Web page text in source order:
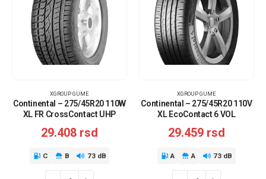
XGROUP GUME
Continental – 275/45R20 110W
XL FR CrossContact UHP
29.408 rsd
C B 73 dB
XGROUP GUME
Continental – 275/45R20 110V
XL EcoContact 6 VOL
29.459 rsd
A A 73 dB